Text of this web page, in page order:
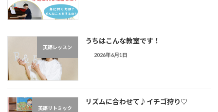
英語レッスン
うちはこんな教室です！
2026年6月1日
英語リトミック
リズムに合わせて♪︎イチゴ狩り♡